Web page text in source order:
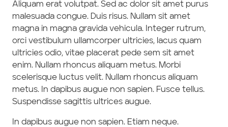
Aliquam erat volutpat. Sed ac dolor sit amet purus
malesuada congue. Duis risus. Nullam sit amet
magna in magna gravida vehicula. Integer rutrum,
orci vestibulum ullamcorper ultricies, lacus quam
ultricies odio, vitae placerat pede sem sit amet
enim. Nullam rhoncus aliquam metus. Morbi
scelerisque luctus velit. Nullam rhoncus aliquam
metus. In dapibus augue non sapien. Fusce tellus.
Suspendisse sagittis ultrices augue.
In dapibus augue non sapien. Etiam neque.